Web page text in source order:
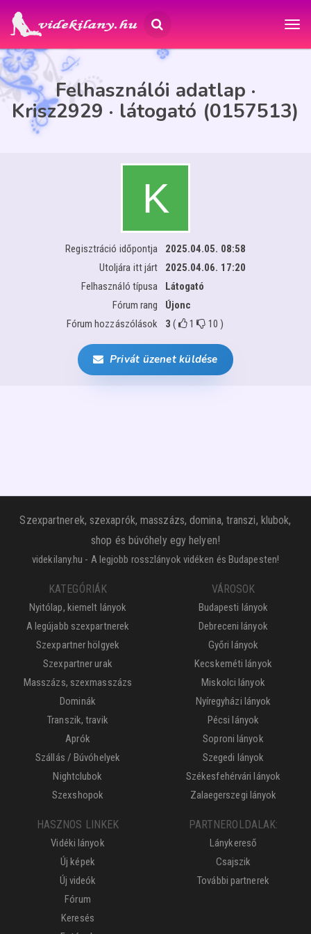
Felhasználói adatlap ·
Krisz2929 · látogató (0157513)
Regisztráció időpontja
2025.04.05. 08:58
Utoljára itt járt
2025.04.06. 17:20
Felhasználó típusa
Látogató
Fórum rang
Újonc
Fórum hozzászólások
3 ( 1 10 )
Privát üzenet küldése
Szexpartnerek, szexaprók, masszázs, domina, transzi, klubok,
shop és búvóhely egy helyen!
videkilany.hu - A legjobb rosszlányok vidéken és Budapesten!
KATEGÓRIÁK
Nyitólap, kiemelt lányok
A legújabb szexpartnerek
Szexpartner hölgyek
Szexpartner urak
Masszázs, szexmasszázs
Dominák
Transzik, travik
Aprók
Szállás / Búvóhelyek
Nightclubok
Szexshopok
VÁROSOK
Budapesti lányok
Debreceni lányok
Győri lányok
Kecskeméti lányok
Miskolci lányok
Nyíregyházi lányok
Pécsi lányok
Soproni lányok
Szegedi lányok
Székesfehérvári lányok
Zalaegerszegi lányok
HASZNOS LINKEK
Vidéki lányok
Új képek
Új videók
Fórum
Keresés
PARTNEROLDALAK:
Lánykereső
Csajszik
További partnerek